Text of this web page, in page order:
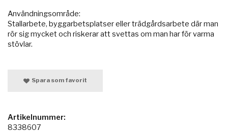
Användningsområde:
Stallarbete, byggarbetsplatser eller trädgårdsarbete där man
rör sig mycket och riskerar att svettas om man har för varma
stövlar.
Spara som favorit
Artikelnummer:
8338607